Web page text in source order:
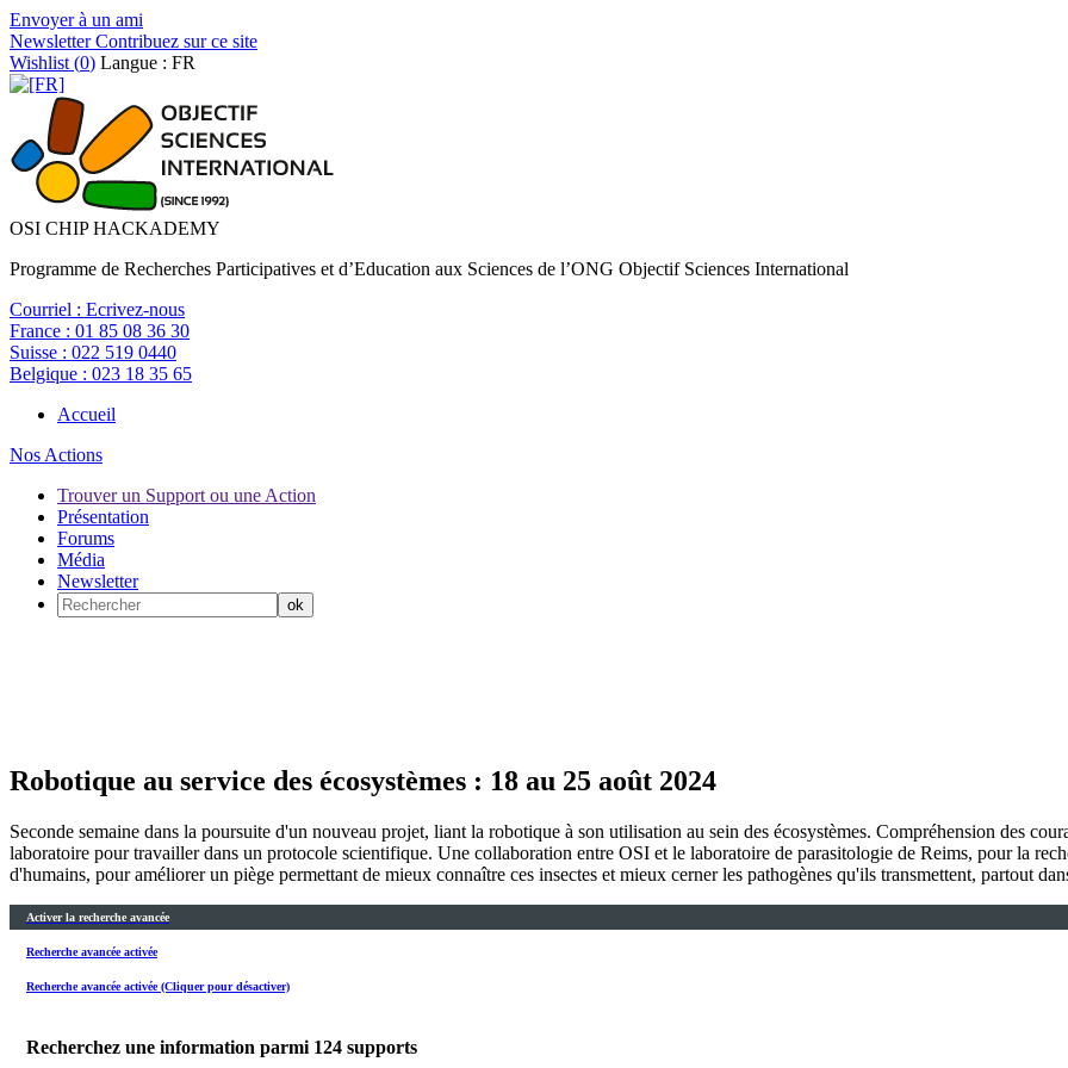
Envoyer à un ami
NewsletterContribuez sur ce site
Wishlist (0) Langue : FR
OSI CHIP HACKADEMY
Programme de Recherches Participatives et d’Education aux Sciences de l’ONG Objectif Sciences International
Courriel : Ecrivez-nous
France : 01 85 08 36 30
Suisse : 022 519 0440
Belgique : 023 18 35 65
Accueil
Nos Actions
Trouver un Support ou une Action
Présentation
Forums
Média
Newsletter
Robotique au service des écosystèmes : 18 au 25 août 2024
Seconde semaine dans la poursuite d'un nouveau projet, liant la robotique à son utilisation au sein des écosystèmes. Compréhension des
laboratoire pour travailler dans un protocole scientifique. Une collaboration entre OSI et le laboratoire de parasitologie de Reims, pour la
d'humains, pour améliorer un piège permettant de mieux connaître ces insectes et mieux cerner les pathogènes qu'ils transmettent, partout
Activer la recherche avancée
Recherche avancée activée
Recherche avancée activée (Cliquer pour désactiver)
Recherchez une information parmi 124 supports